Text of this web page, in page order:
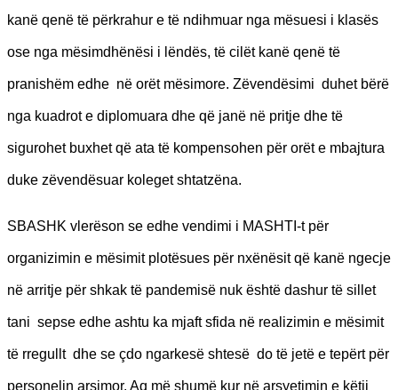
kanë qenë të përkrahur e të ndihmuar nga mësuesi i klasës
ose nga mësimdhënësi i lëndës, të cilët kanë qenë të
pranishëm edhe në orët mësimore. Zëvendësimi duhet bërë
nga kuadrot e diplomuara dhe që janë në pritje dhe të
sigurohet buxhet që ata të kompensohen për orët e mbajtura
duke zëvendësuar koleget shtatzëna.
SBASHK vlerëson se edhe vendimi i MASHTI-t për
organizimin e mësimit plotësues për nxënësit që kanë ngecje
në arritje për shkak të pandemisë nuk është dashur të sillet
tani sepse edhe ashtu ka mjaft sfida në realizimin e mësimit
të rregullt dhe se çdo ngarkesë shtesë do të jetë e tepërt për
personelin arsimor. Aq më shumë kur në arsyetimin e këtij